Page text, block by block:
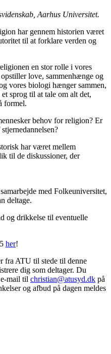
Aarhus Universitet.
har gennem historien været
til at forklare verden og
en stor rolle i vores
love, sammenhænge og
vores biologi hænger sammen,
sprog til at tale om alt det,
formel.
behov for religion? Er
har været mellem
til de diskussioner, der
med Folkeuniversitet,
deltage.
og drikkelse til eventuelle
her!
fra ATU til stede til denne
dig som deltager. Du
mail til christian@atusyd.dk på
og afbud på dagen meldes